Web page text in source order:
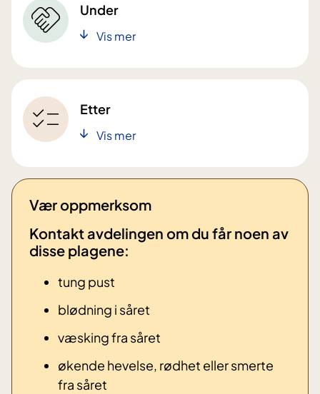
Under
Vis mer
Etter
Vis mer
Vær oppmerksom
Kontakt avdelingen om du får noen av
disse plagene: ​
tung pust
blødning i såret
væsking fra såret
økende hevelse, rødhet eller smerte
fra såret